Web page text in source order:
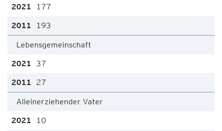
177
193
Lebensgemeinschaft
37
27
Alleinerziehender Vater
10